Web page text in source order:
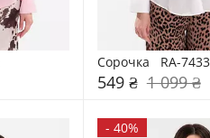
Сорочка   RA-7433
549 ₴ 1 099 ₴
- 40%